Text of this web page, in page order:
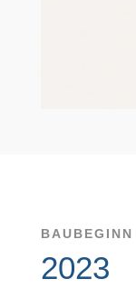
BAUBEGINN
2023